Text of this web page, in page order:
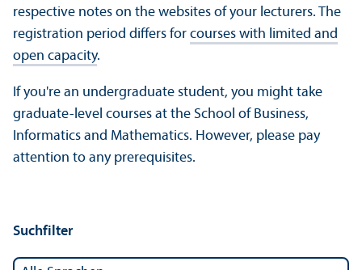
respective notes on the websites of your lecturers. The
registration period differs for courses with limited and
open capacity.
If you're an undergraduate student, you might take
graduate-level courses at the School of Business,
Informatics and Mathematics. However, please pay
attention to any prerequisites.
Suchfilter